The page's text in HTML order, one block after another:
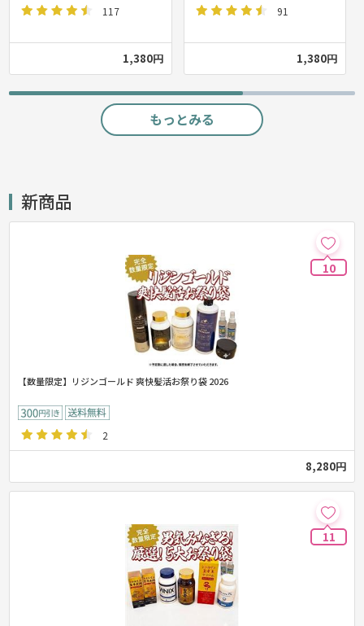
117
1,380円
91
1,380円
もっとみる
新商品
10
【数量限定】リジンゴールド 爽快髪活お祭り袋 2026
2
8,280円
11